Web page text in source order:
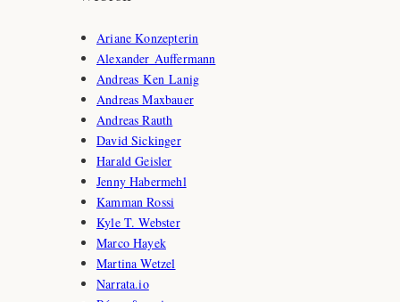
Ariane Konzepterin
Alexander Auffermann
Andreas Ken Lanig
Andreas Maxbauer
Andreas Rauth
David Sickinger
Harald Geisler
Jenny Habermehl
Kamman Rossi
Kyle T. Webster
Marco Hayek
Martina Wetzel
Narrata.io